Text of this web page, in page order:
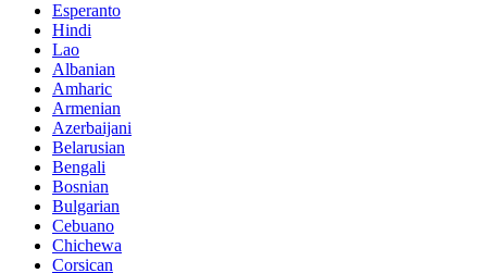
Esperanto
Hindi
Lao
Albanian
Amharic
Armenian
Azerbaijani
Belarusian
Bengali
Bosnian
Bulgarian
Cebuano
Chichewa
Corsican